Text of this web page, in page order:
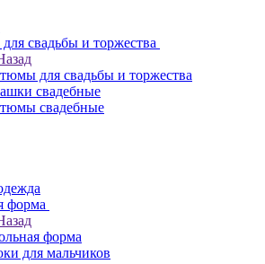
свадьбы и торжества
для свадьбы и торжества
свадебные
свадебные
форма
форма
для мальчиков